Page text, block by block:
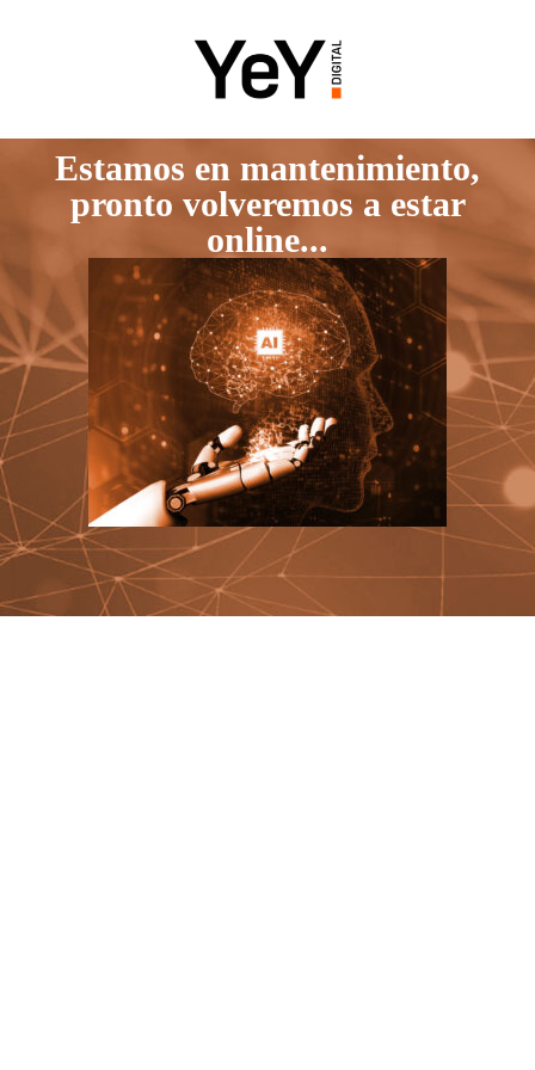
Estamos en mantenimiento,
pronto volveremos a estar
online...